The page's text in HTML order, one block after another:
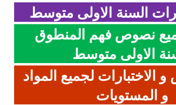
السنة الاولى متوسط
نصوص فهم المنطوق
الاولى متوسط
الاختبارات لجميع المواد
و المستويات